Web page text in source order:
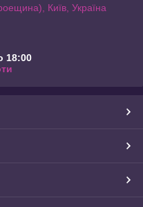
Київ, Україна
18:00